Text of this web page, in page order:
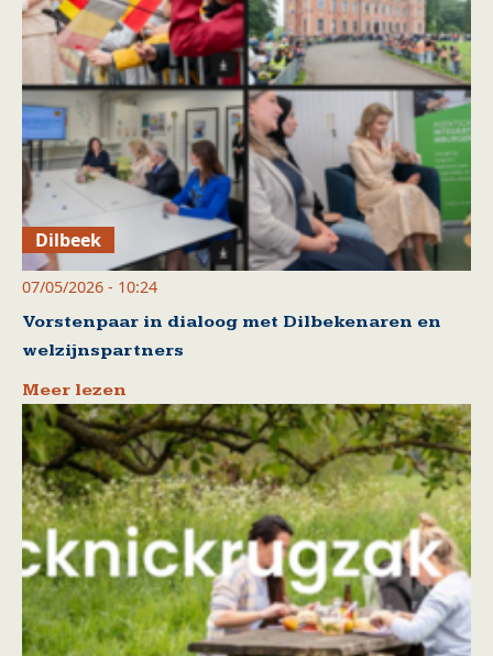
Dilbeek
07/05/2026 - 10:24
Vorstenpaar in dialoog met Dilbekenaren en
welzijnspartners
Meer lezen